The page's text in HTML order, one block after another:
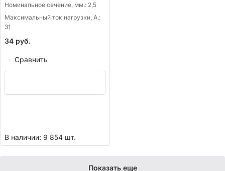
Номинальное сечение, мм.: 2,5
Максимальный ток нагрузки, А.:
31
34 руб.
Сравнить
В наличии: 9 854 шт.
Показать еще